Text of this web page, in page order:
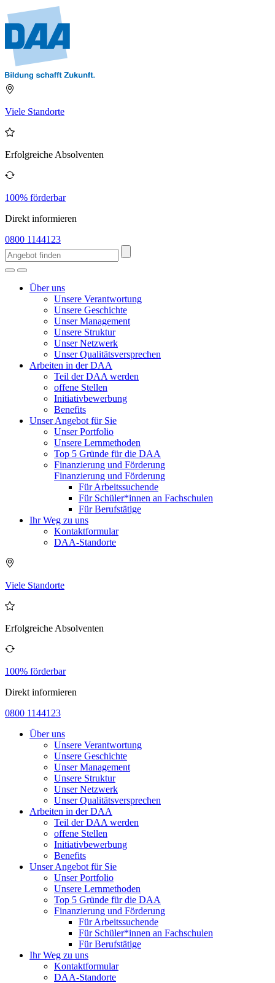
Viele Standorte
Erfolgreiche Absolventen
100% förderbar
Direkt informieren
0800 1144123
Über uns
Unsere Verantwortung
Unsere Geschichte
Unser Management
Unsere Struktur
Unser Netzwerk
Unser Qualitätsversprechen
Arbeiten in der DAA
Teil der DAA werden
offene Stellen
Initiativbewerbung
Benefits
Unser Angebot für Sie
Unser Portfolio
Unsere Lernmethoden
Top 5 Gründe für die DAA
Finanzierung und Förderung
Finanzierung und Förderung
Für Arbeitssuchende
Für Schüler*innen an Fachschulen
Für Berufstätige
Ihr Weg zu uns
Kontaktformular
DAA-Standorte
Viele Standorte
Erfolgreiche Absolventen
100% förderbar
Direkt informieren
0800 1144123
Über uns
Unsere Verantwortung
Unsere Geschichte
Unser Management
Unsere Struktur
Unser Netzwerk
Unser Qualitätsversprechen
Arbeiten in der DAA
Teil der DAA werden
offene Stellen
Initiativbewerbung
Benefits
Unser Angebot für Sie
Unser Portfolio
Unsere Lernmethoden
Top 5 Gründe für die DAA
Finanzierung und Förderung
Für Arbeitssuchende
Für Schüler*innen an Fachschulen
Für Berufstätige
Ihr Weg zu uns
Kontaktformular
DAA-Standorte